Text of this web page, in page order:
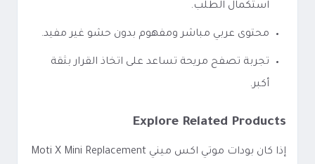
استكمال الطلب.
محتوى عربي مباشر ومفهوم بدون حشو غير مفيد.
تجربة تصفح مريحة تساعد على اتخاذ القرار بثقة
أكبر.
Explore Related Products
إذا كان بودات موتي اكس ميني Moti X Mini Replacement